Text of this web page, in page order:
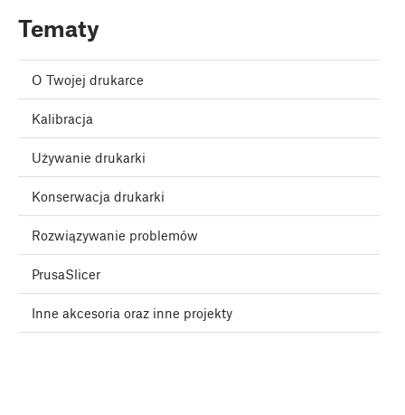
Tematy
O Twojej drukarce
Kalibracja
Używanie drukarki
Konserwacja drukarki
Rozwiązywanie problemów
PrusaSlicer
Inne akcesoria oraz inne projekty